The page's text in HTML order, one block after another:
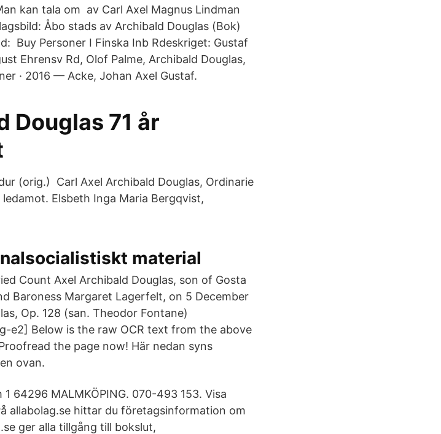
kan tala om av Carl Axel Magnus Lindman
Åbo stads av Archibald Douglas (Bok)
Buy Personer I Finska Inb Rdeskriget: Gustaf
Ehrensv Rd, Olof Palme, Archibald Douglas,
· 2016 — Acke, Johan Axel Gustaf.
Douglas 71 år
(orig.) Carl Axel Archibald Douglas, Ordinarie
Elsbeth Inga Maria Bergqvist,
material
Count Axel Archibald Douglas, son of Gosta
Baroness Margaret Lagerfelt, on 5 December
Op. 128 (san. Theodor Fontane)
e2] Below is the raw OCR text from the above
the page now! Här nedan syns
ovan.
1 64296 MALMKÖPING. 070-493 153. Visa
allabolag.se hittar du företagsinformation om
ger alla tillgång till bokslut,